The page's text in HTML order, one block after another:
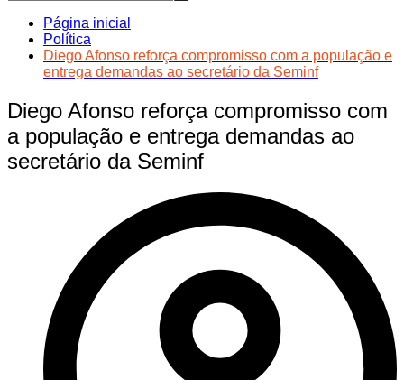
Página inicial
Política
Diego Afonso reforça compromisso com a população e
entrega demandas ao secretário da Seminf
Diego Afonso reforça compromisso com
a população e entrega demandas ao
secretário da Seminf